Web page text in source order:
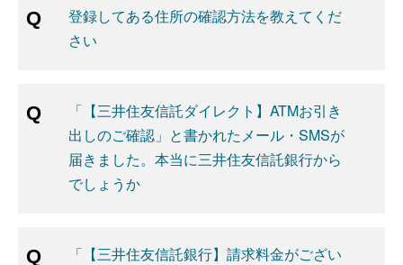
登録してある住所の確認方法を教えてくだ
さい
「【三井住友信託ダイレクト】ATMお引き
出しのご確認」と書かれたメール・SMSが
届きました。本当に三井住友信託銀行から
でしょうか
「【三井住友信託銀行】請求料金がござい